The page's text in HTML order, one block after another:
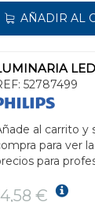
AÑADIR AL
52787499
al carrito y
para ver
para
€